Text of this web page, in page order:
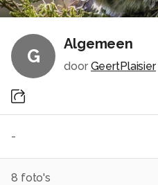
G
Algemeen
door GeertPlaisier
-
8 foto's